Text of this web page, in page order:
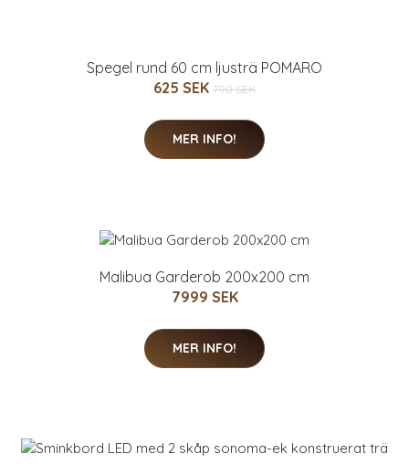
Spegel rund 60 cm ljusträ POMARO
625 SEK 790 SEK
MER INFO!
Malibua Garderob 200x200 cm
7999 SEK
MER INFO!